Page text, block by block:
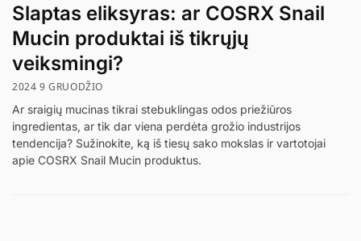
Slaptas eliksyras: ar COSRX Snail
Mucin produktai iš tikrųjų
veiksmingi?
2024 9 GRUODŽIO
Ar sraigių mucinas tikrai stebuklingas odos priežiūros
ingredientas, ar tik dar viena perdėta grožio industrijos
tendencija? Sužinokite, ką iš tiesų sako mokslas ir vartotojai
apie COSRX Snail Mucin produktus.